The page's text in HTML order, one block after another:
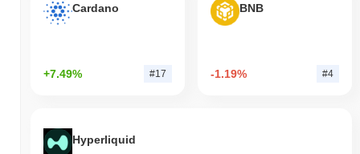
Cardano
+7.49% #17
BNB
-1.19% #4
Hyperliquid